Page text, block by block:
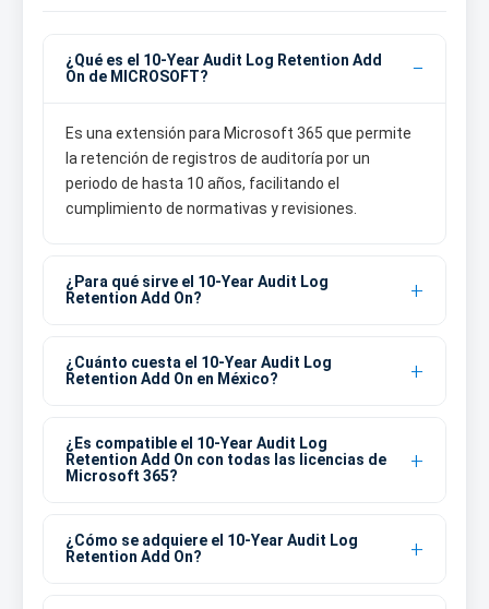
¿Qué es el 10-Year Audit Log Retention Add
On de MICROSOFT?
Es una extensión para Microsoft 365 que permite
la retención de registros de auditoría por un
periodo de hasta 10 años, facilitando el
cumplimiento de normativas y revisiones.
¿Para qué sirve el 10-Year Audit Log
Retention Add On?
¿Cuánto cuesta el 10-Year Audit Log
Retention Add On en México?
¿Es compatible el 10-Year Audit Log
Retention Add On con todas las licencias de
Microsoft 365?
¿Cómo se adquiere el 10-Year Audit Log
Retention Add On?